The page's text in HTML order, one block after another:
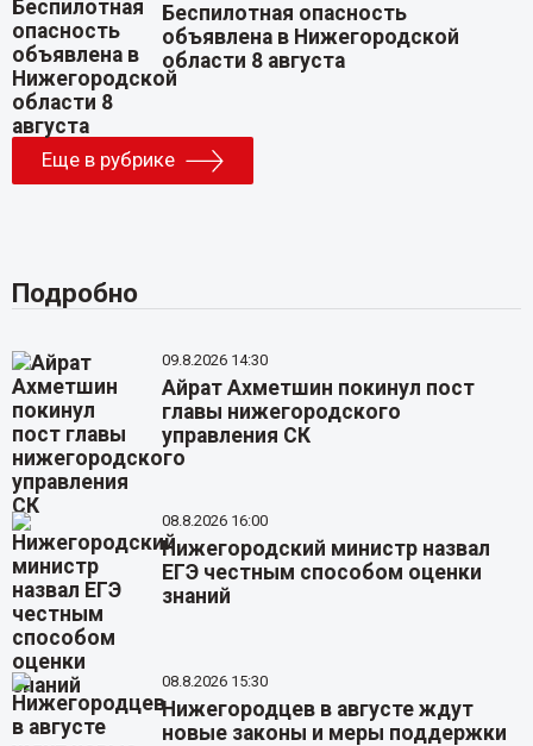
Беспилотная опасность
объявлена в Нижегородской
области 8 августа
Еще в рубрике
Подробно
09.8.2026 14:30
Айрат Ахметшин покинул пост
главы нижегородского
управления СК
08.8.2026 16:00
Нижегородский министр назвал
ЕГЭ честным способом оценки
знаний
08.8.2026 15:30
Нижегородцев в августе ждут
новые законы и меры поддержки